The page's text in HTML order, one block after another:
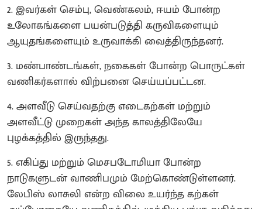
2. இவர்கள் செம்பு, வெண்கலம், ஈயம் போன்ற
உலோகங்களை பயன்படுத்தி கருவிகளையும்
ஆயுதங்களையும் உருவாக்கி வைத்திருந்தனர்.
3. மண்பாண்டங்கள், நகைகள் போன்ற பொருட்கள்
வணிகர்களால் விற்பனை செய்யப்பட்டன.
4. அளவீடு செய்வதற்கு எடைகற்கள் மற்றும்
அளவீட்டு முறைகள் அந்த காலத்திலேயே
புழக்கத்தில் இருந்தது.
5. ​எகிப்து மற்றும் மெசபடோமியா போன்ற
நாடுகளுடன் வாணிபமும் மேற்கொண்டுள்ளனர்.
லேபிஸ் லாசுலி என்ற விலை உயர்ந்த கற்கள்